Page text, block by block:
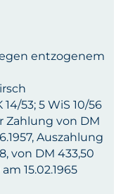
entzogenem
53; 5 WiS 10/56
Zahlung von DM
Auszahlung
von DM 433,50
15.02.1965